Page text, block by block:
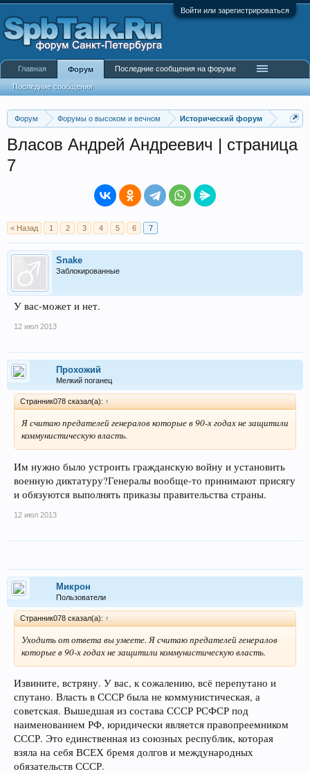
Войти или зарегистрироваться
Форум Форумы о высоком и вечном Исторический форум
Власов Андрей Андреевич | страница
7
< Назад 1 2 3 4 5 6 7
Snake
Заблокированные
У вас-может и нет.
12 июл 2013
Прохожий
Мелкий поганец
Странник078 сказал(а): ↑
Я считаю предателей генералов которые в 90-х годах не защитили
коммунистическую власть.
Им нужно было устроить гражданскую войну и установить
военную диктатуру?Генералы вообще-то принимают присягу
и обязуются выполнять приказы правительства страны.
12 июл 2013
Микрон
Пользователи
Странник078 сказал(а): ↑
Уходить от ответа вы умеете. Я считаю предателей генералов
которые в 90-х годах не защитили коммунистическую власть.
Извините, встряну. У вас, к сожалению, всё перепутано и
спутано. Власть в СССР была не коммунистическая, а
советская. Вышедшая из состава СССР РСФСР под
наименованием РФ, юридически является правопреемником
СССР. Это единственная из союзных республик, которая
взяла на себя ВСЕХ бремя долгов и международных
обязательств СССР.
Главная Форум
Последние сообщения
Последние сообщения на форуме